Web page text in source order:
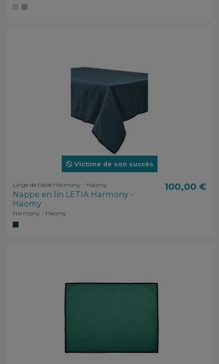
Victime de son succès
Linge de table Harmony - Haomy
Nappe en lin LETIA Harmony -
Haomy
Harmony - Haomy
100,00 €